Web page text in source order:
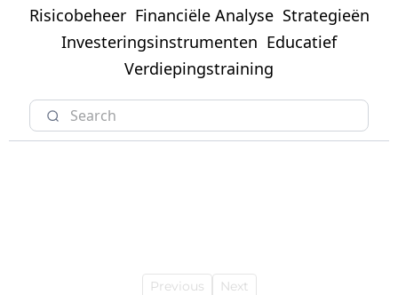
Risicobeheer Financiële Analyse Strategieën
Investeringsinstrumenten Educatief
Verdiepingstraining
Previous Next